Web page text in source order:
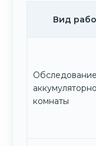
Вид
Обследование
комнаты